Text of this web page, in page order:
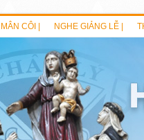
CÔI | NGHE GIẢNG LỄ |